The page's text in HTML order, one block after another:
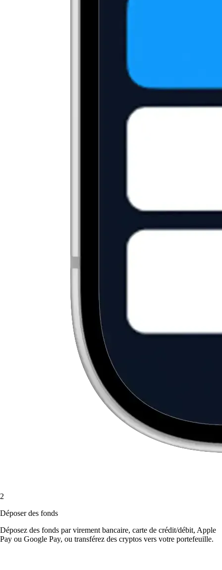
2
Déposer des fonds
Déposez des fonds par virement bancaire, carte de crédit/débit, Apple
Pay ou Google Pay, ou transférez des cryptos vers votre portefeuille.